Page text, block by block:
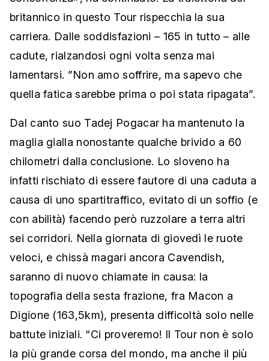
britannico in questo Tour rispecchia la sua
carriera. Dalle soddisfazioni – 165 in tutto – alle
cadute, rialzandosi ogni volta senza mai
lamentarsi. ”Non amo soffrire, ma sapevo che
quella fatica sarebbe prima o poi stata ripagata”.
Dal canto suo Tadej Pogacar ha mantenuto la
maglia gialla nonostante qualche brivido a 60
chilometri dalla conclusione. Lo sloveno ha
infatti rischiato di essere fautore di una caduta a
causa di uno spartitraffico, evitato di un soffio (e
con abilità) facendo però ruzzolare a terra altri
sei corridori. Nella giornata di giovedì le ruote
veloci, e chissà magari ancora Cavendish,
saranno di nuovo chiamate in causa: la
topografia della sesta frazione, fra Macon a
Digione (163,5km), presenta difficoltà solo nelle
battute iniziali. “Ci proveremo! Il Tour non è solo
la più grande corsa del mondo, ma anche il più